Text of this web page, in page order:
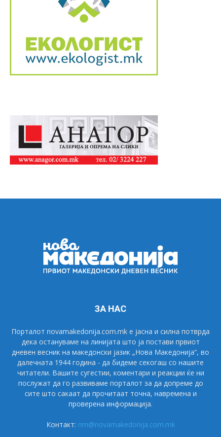
ЗА НАС
Порталот novamakedonija.com.mk е јасна и силна потврда
дека остануваме на линијата што ја постави првиот
дневен весник на македонски јазик „Нова Македонија“, во
далечната 1944 година - да бидеме секогаш со нашите
читатели. Вашите сугестии, коментари и реакции ќе ни
послужат да го развиваме порталот за да допреме до
сите што сакаат да прочитаат точна, навремена и
проверена информација.
Контакт: nm@novamakedonija.com.mk